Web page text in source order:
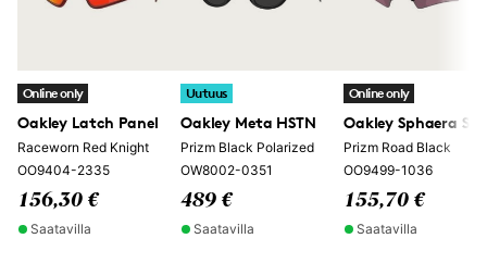
Online only
Oakley Latch Panel
Raceworn Red Knight
OO9404-2335
156,30 €
Saatavilla
Uutuus
Oakley Meta HSTN
Prizm Black Polarized
OW8002-0351
489 €
Saatavilla
Online only
Oakley Sphaera
Prizm Road Black
OO9499-1036
155,70 €
Saatavilla